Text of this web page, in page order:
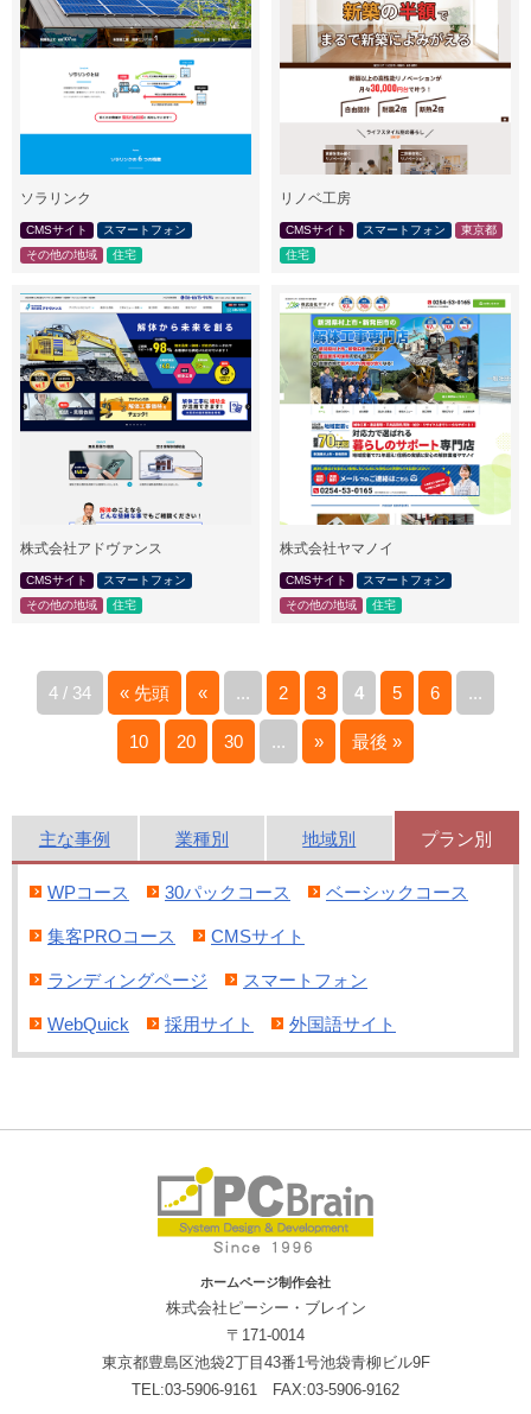
ソラリンク
CMSサイト
スマートフォン
その他の地域
住宅
リノベ工房
CMSサイト スマートフォン
東京都
住宅
株式会社アドヴァンス
CMSサイト
スマートフォン
その他の地域
住宅
株式会社ヤマノイ
CMSサイト
スマートフォン
その他の地域
住宅
4 / 34 « 先頭 « ... 2 3 4 5 6 ...
10 20 30 ... » 最後 »
主な事例 業種別 地域別 プラン別
WPコース 30パックコース ベーシックコース
集客PROコース CMSサイト
ランディングページ スマートフォン
WebQuick 採用サイト 外国語サイト
ホームページ制作会社
株式会社ピーシー・ブレイン
〒171-0014
東京都豊島区池袋2丁目43番1号池袋青柳ビル9F
TEL:03-5906-9161 FAX:03-5906-9162